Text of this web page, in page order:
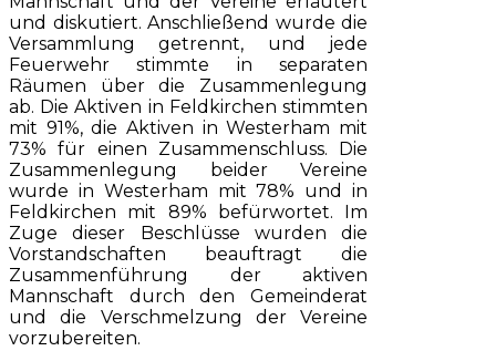
und diskutiert. Anschließend wurde die
Versammlung getrennt, und jede
Feuerwehr stimmte in separaten
Räumen über die Zusammenlegung
ab. Die Aktiven in Feldkirchen stimmten
mit 91%, die Aktiven in Westerham mit
73% für einen Zusammenschluss. Die
Zusammenlegung beider Vereine
wurde in Westerham mit 78% und in
Feldkirchen mit 89% befürwortet. Im
Zuge dieser Beschlüsse wurden die
Vorstandschaften beauftragt die
Zusammenführung der aktiven
Mannschaft durch den Gemeinderat
und die Verschmelzung der Vereine
vorzubereiten.